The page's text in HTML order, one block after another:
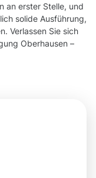
an erster Stelle, und
solide Ausführung,
Verlassen Sie sich
Oberhausen –